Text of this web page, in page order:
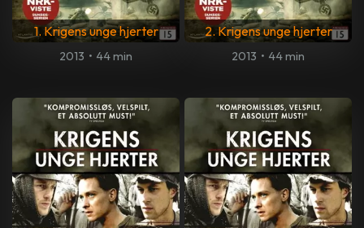
1. Krigens unge hjerter
2013 • 44 min
2. Krigens unge hjerter
2013 • 44 min